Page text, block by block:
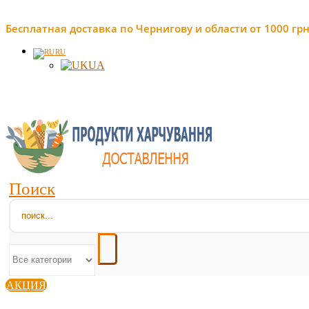
Бесплатная доставка по Чернигову и области от 1000
RU
UA
Поиск
АКЦИЯ